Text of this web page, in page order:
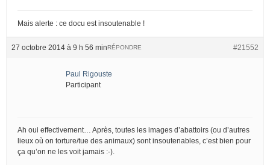
Mais alerte : ce docu est insoutenable !
27 octobre 2014 à 9 h 56 min #21552
RÉPONDRE
Paul Rigouste
Participant
Ah oui effectivement… Après, toutes les images d’abattoirs (ou d’autres
lieux où on torture/tue des animaux) sont insoutenables, c’est bien pour
ça qu’on ne les voit jamais :-).